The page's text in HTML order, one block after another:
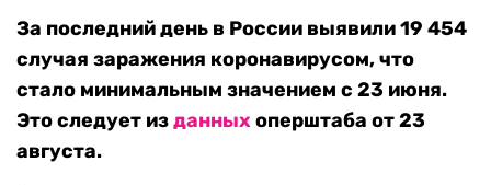
За последний день в России выявили 19 454
случая заражения коронавирусом, что
стало минимальным значением с 23 июня.
Это следует изданныхоперштаба от 23
августа.